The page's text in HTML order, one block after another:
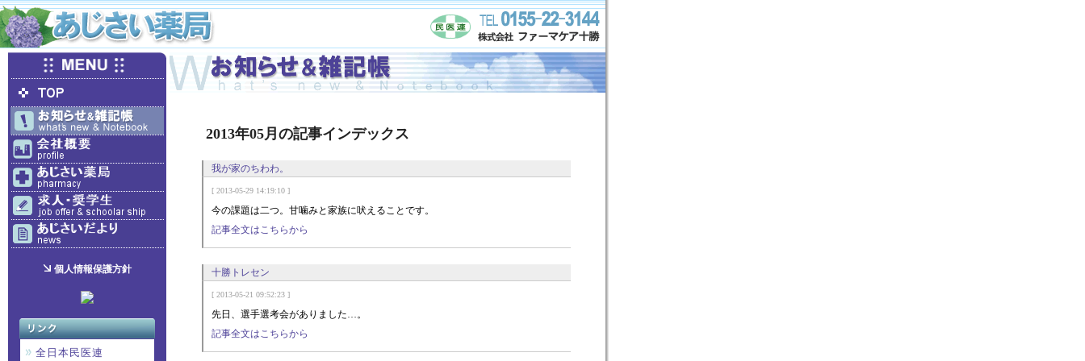
個人情報保護方針
全日本民医連
2013年05月の記事インデックス
我が家のちわわ。
[ 2013-05-29 14:19:10 ]
今の課題は二つ。甘噛みと家族に吠えることです。
記事全文はこちらから
十勝トレセン
[ 2013-05-21 09:52:23 ]
先日、選手選考会がありました…。
記事全文はこちらから